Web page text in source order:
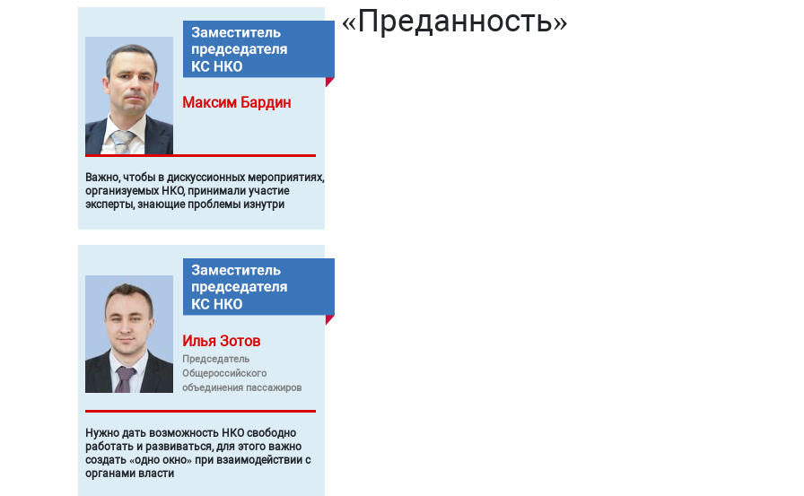
Максим Бардин
Важно, чтобы в дискуссионных мероприятиях,
организуемых НКО, принимали участие
эксперты, знающие проблемы изнутри
Илья Зотов
Председатель
Общероссийского
объединения пассажиров
Нужно дать возможность НКО свободно
работать и развиваться, для этого важно
создать «одно окно» при взаимодействии с
органами власти
«Преданность»